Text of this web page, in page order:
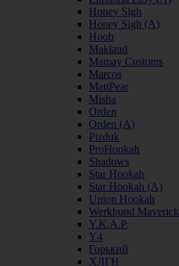
Honey Sigh
Honey Sigh (А)
Hoob
Maklaud
Mamay Customs
Marcos
MattPear
Misha
Orden
Orden (А)
Pizduk
ProHookah
Shadows
Star Hookah
Star Hookah (А)
Union Hookah
Werkbund Maverick
Y.K.A.P.
Y4
Горький
ХЛГН